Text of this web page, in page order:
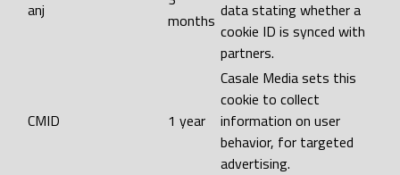
anj
months data stating whether a
cookie ID is synced with
partners.
CMID 1 year
Casale Media sets this
cookie to collect
information on user
behavior, for targeted
advertising.